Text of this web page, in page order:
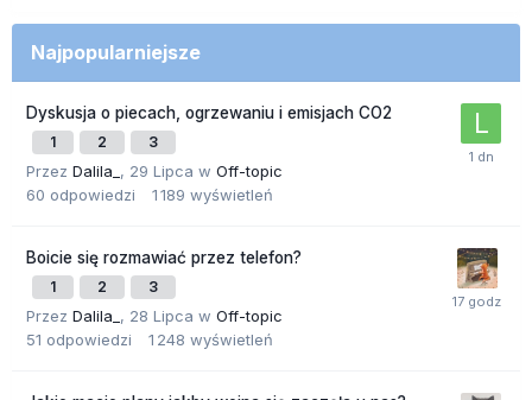
Najpopularniejsze
Dyskusja o piecach, ogrzewaniu i emisjach CO2
1 2 3
Przez Dalila_ , 29 Lipca w Off-topic
60 odpowiedzi 1 189 wyświetleń
Boicie się rozmawiać przez telefon?
1 2 3
Przez Dalila_ , 28 Lipca w Off-topic
51 odpowiedzi 1 248 wyświetleń